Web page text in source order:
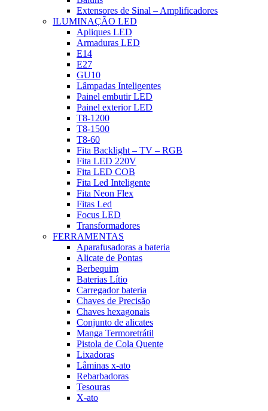
Extensores de Sinal – Amplificadores
ILUMINAÇÃO LED
Apliques LED
Armaduras LED
E14
E27
GU10
Lâmpadas Inteligentes
Painel embutir LED
Painel exterior LED
T8-1200
T8-1500
T8-60
Fita Backlight – TV – RGB
Fita LED 220V
Fita LED COB
Fita Led Inteligente
Fita Neon Flex
Fitas Led
Focus LED
Transformadores
FERRAMENTAS
Aparafusadoras a bateria
Alicate de Pontas
Berbequim
Baterias Lítio
Carregador bateria
Chaves de Precisão
Chaves hexagonais
Conjunto de alicates
Manga Termoretrátil
Pistola de Cola Quente
Lixadoras
Lâminas x-ato
Rebarbadoras
Tesouras
X-ato